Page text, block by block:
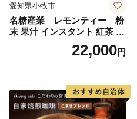
愛知県小牧市
名糖産業 レモンティー 粉
末 果汁 インスタント 紅茶 ビ
タミンC 袋 ロングセラー 粉
末飲料 粉末茶 簡単 手軽 ホッ
22,000円